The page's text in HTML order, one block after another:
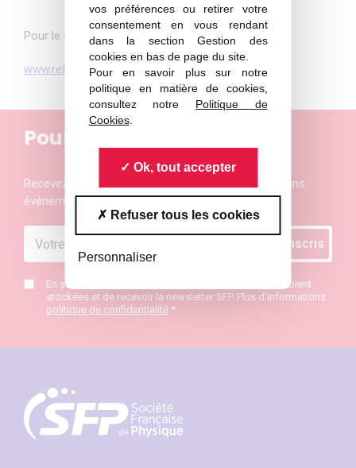
vos préférences ou retirer votre
consentement en vous rendant
dans la section Gestion des
cookies en bas de page du site.
Pour en savoir plus sur notre
politique en matière de cookies,
consultez notre Politique de
Cookies.
Ok, tout accepter
Refuser tous les cookies
Personnaliser
Pour le consulter en ligne,rendez-vous ici
www.refletsdelaphysique.fr/
Pour ne rien manquer
Recevez les actualités et les invitations aux prochains
événements de la Société Française de Physique
En saisissant mon mail j’accepte que mes données soient
stockées et de recevoir la newsletter SFP. Plus d’informations :
politique de confidentialité *